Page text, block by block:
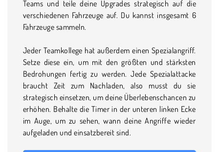
Teams und teile deine Upgrades strategisch auf die
verschiedenen Fahrzeuge auf. Du kannst insgesamt 6
Fahrzeuge sammeln.
Jeder Teamkollege hat außerdem einen Spezialangriff.
Setze diese ein, um mit den größten und stärksten
Bedrohungen fertig zu werden. Jede Spezialattacke
braucht Zeit zum Nachladen, also musst du sie
strategisch einsetzen, um deine Überlebenschancen zu
erhöhen. Behalte die Timer in der unteren linken Ecke
im Auge, um zu sehen, wann deine Angriffe wieder
aufgeladen und einsatzbereit sind.